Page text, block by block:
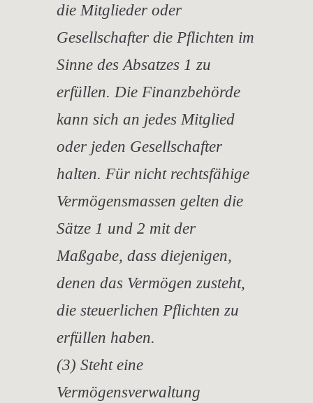
die Mitglieder oder
Gesellschafter die Pflichten im
Sinne des Absatzes 1 zu
erfüllen. Die Finanzbehörde
kann sich an jedes Mitglied
oder jeden Gesellschafter
halten. Für nicht rechtsfähige
Vermögensmassen gelten die
Sätze 1 und 2 mit der
Maßgabe, dass diejenigen,
denen das Vermögen zusteht,
die steuerlichen Pflichten zu
erfüllen haben.
(3) Steht eine
Vermögensverwaltung